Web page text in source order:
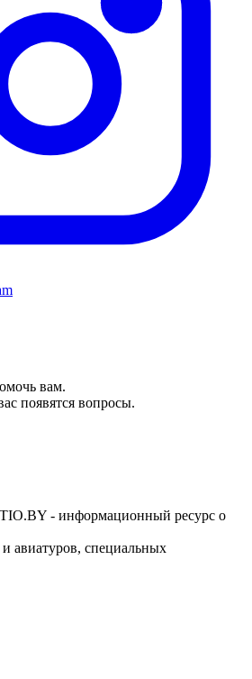
вам.
появятся вопросы.
- информационный ресурс о
авиатуров, специальных